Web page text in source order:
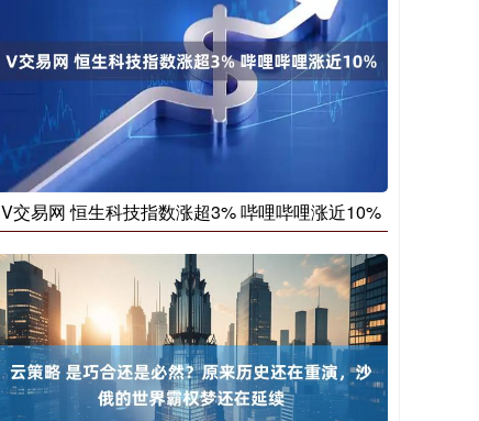
V交易网 恒生科技指数涨超3% 哔哩哔哩涨近10%